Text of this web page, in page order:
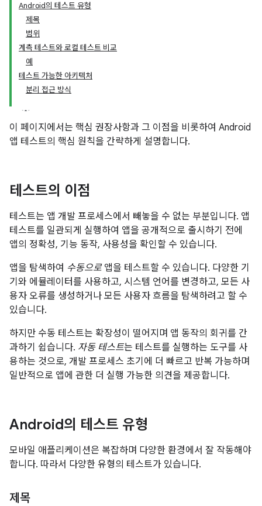
Android의 테스트 유형
제목
범위
계측 테스트와 로컬 테스트 비교
예
테스트 가능한 아키텍처
분리 접근 방식
이 페이지에서는 핵심 권장사항과 그 이점을 비롯하여 Android
앱 테스트의 핵심 원칙을 간략하게 설명합니다.
테스트의 이점
테스트는 앱 개발 프로세스에서 빼놓을 수 없는 부분입니다. 앱
테스트를 일관되게 실행하여 앱을 공개적으로 출시하기 전에
앱의 정확성, 기능 동작, 사용성을 확인할 수 있습니다.
앱을 탐색하여 수동으로앱을 테스트할 수 있습니다. 다양한 기
기와 에뮬레이터를 사용하고, 시스템 언어를 변경하고, 모든 사
용자 오류를 생성하거나 모든 사용자 흐름을 탐색하려고 할 수
있습니다.
하지만 수동 테스트는 확장성이 떨어지며 앱 동작의 회귀를 간
과하기 쉽습니다. 자동 테스트는 테스트를 실행하는 도구를 사
용하는 것으로, 개발 프로세스 초기에 더 빠르고 반복 가능하며
일반적으로 앱에 관한 더 실행 가능한 의견을 제공합니다.
Android의 테스트 유형
모바일 애플리케이션은 복잡하며 다양한 환경에서 잘 작동해야
합니다. 따라서 다양한 유형의 테스트가 있습니다.
제목